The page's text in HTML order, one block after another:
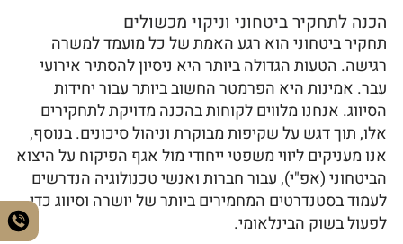
הכנה לתחקיר ביטחוני וניקוי מכשולים
תחקיר ביטחוני הוא רגע האמת של כל מועמד למשרה
רגישה. הטעות הגדולה ביותר היא ניסיון להסתיר אירועי
עבר. אמינות היא הפרמטר החשוב ביותר עבור יחידות
הסיווג. אנחנו מלווים לקוחות בהכנה מדויקת לתחקירים
אלו, תוך דגש על שקיפות מבוקרת וניהול סיכונים. בנוסף,
אנו מעניקים ליווי משפטי ייחודי מול אגף הפיקוח על היצוא
הביטחוני (אפ"י), עבור חברות ואנשי טכנולוגיה הנדרשים
לעמוד בסטנדרטים המחמירים ביותר של יושרה וסיווג כדי
לפעול בשוק הבינלאומי.